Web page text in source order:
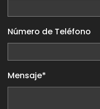
Número de Teléfono
Mensaje*